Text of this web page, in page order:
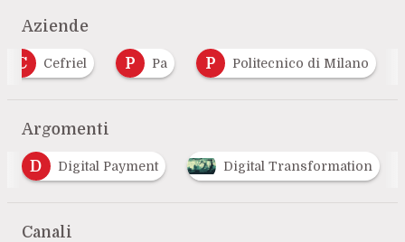
Aziende
C Cefriel P Pa P Politecnico di Milano
Argomenti
Digital Transformation E Eventi I
Canali